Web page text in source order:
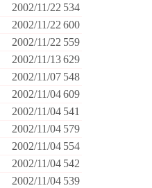
2002/11/22 534
2002/11/22 600
2002/11/22 559
2002/11/13629
2002/11/07 548
2002/11/04609
2002/11/04 541
2002/11/04 579
2002/11/04 554
2002/11/04 542
2002/11/04 539